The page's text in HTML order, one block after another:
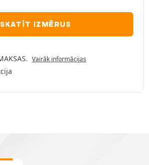
SKATĪT IZMĒRUS
Vairāk informācijas